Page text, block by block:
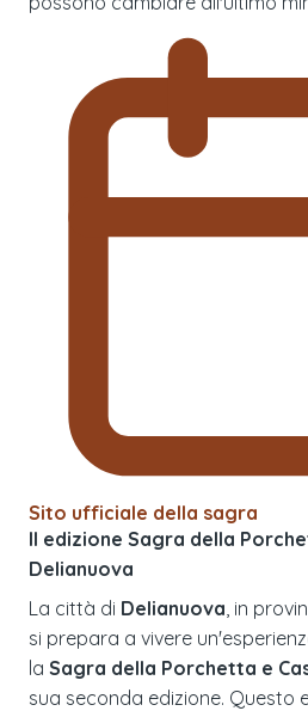
Sito ufficiale della sagra
II edizione Sagra della
Delianuova
La città di Delianuova , in
si prepara a vivere
la Sagra della Porchetta e
sua seconda edizione. Questo